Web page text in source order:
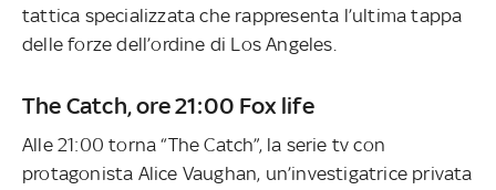
tattica specializzata che rappresenta l’ultima tappa
delle forze dell’ordine di Los Angeles.
The Catch, ore 21:00 Fox life
Alle 21:00 torna “The Catch”, la serie tv con
protagonista Alice Vaughan, un’investigatrice privata